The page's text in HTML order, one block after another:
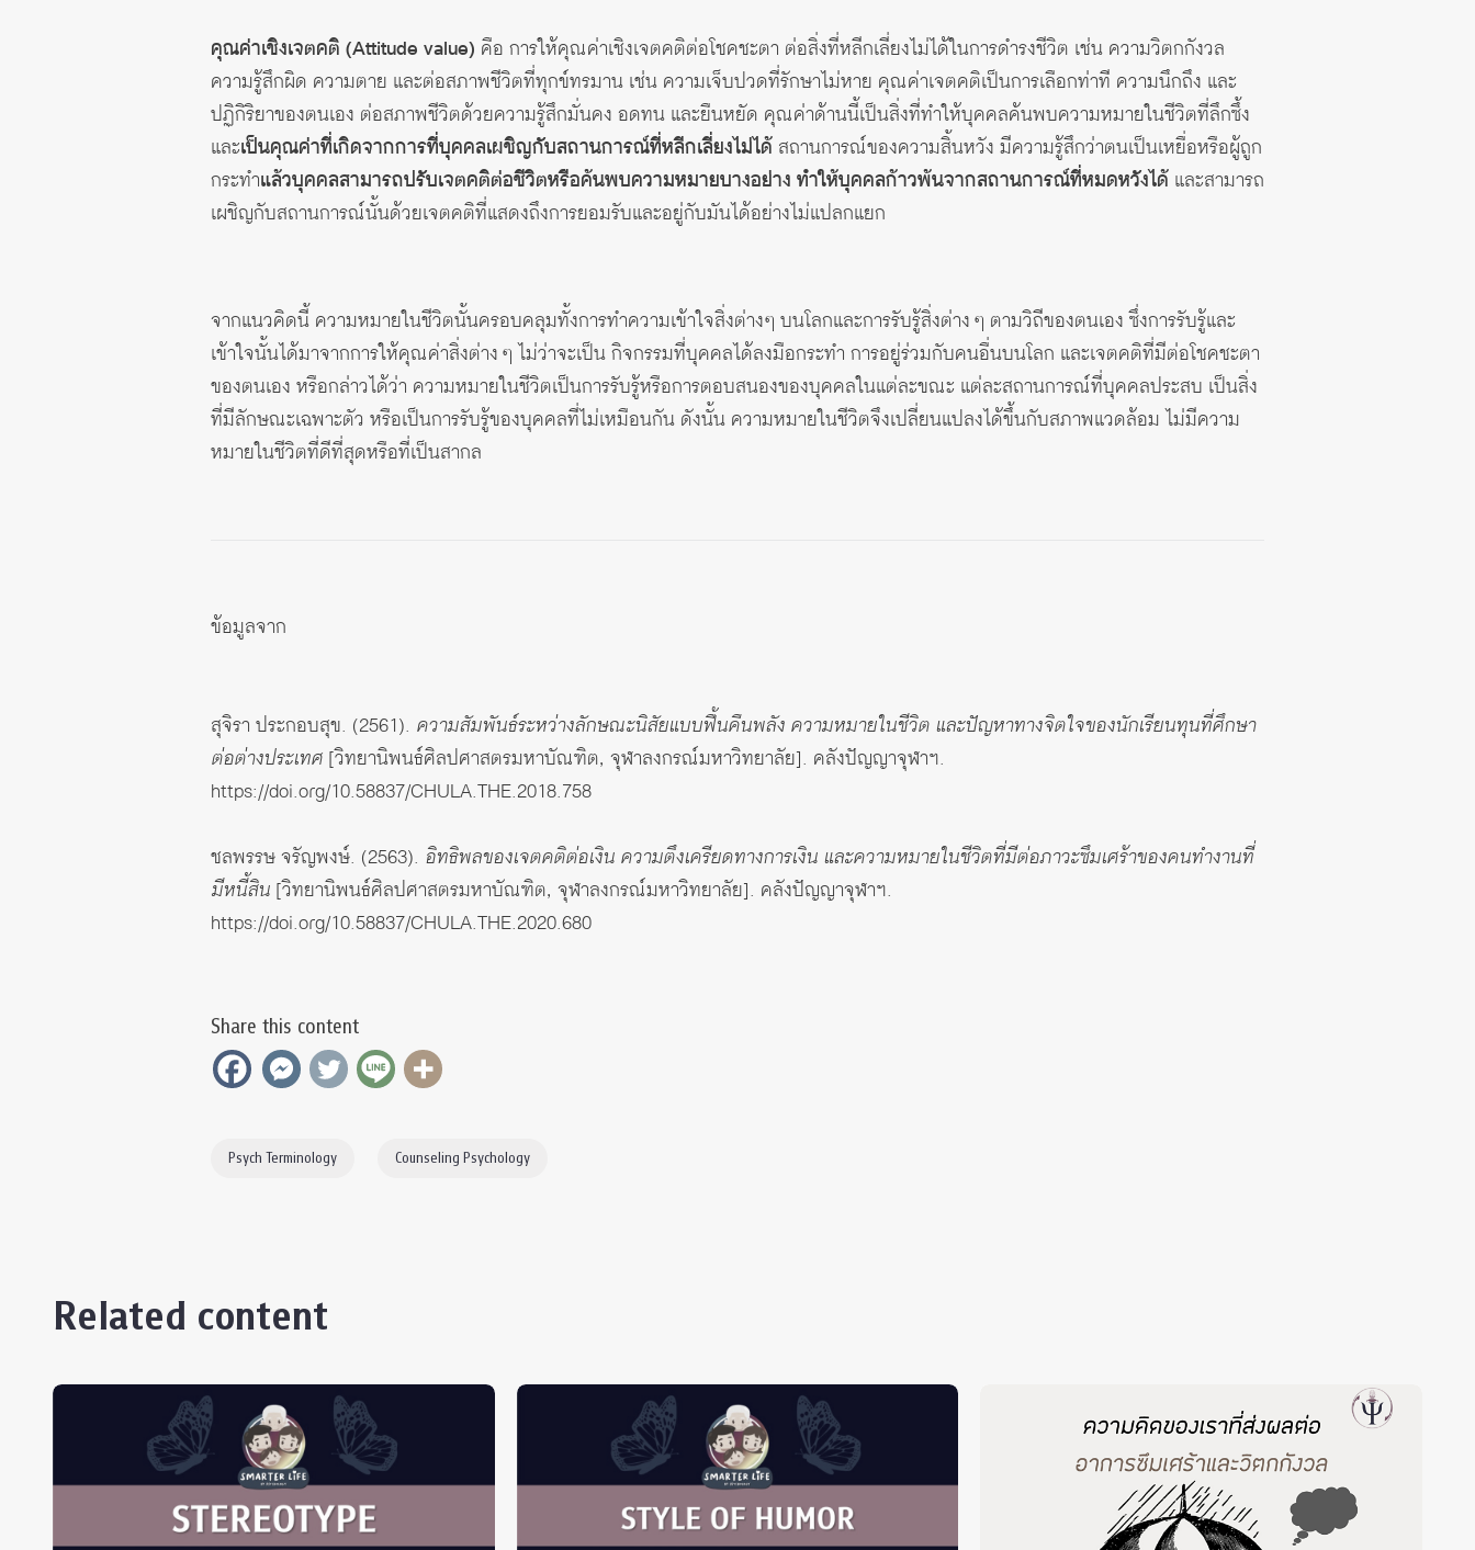
คุณค่าเชิงเจตคติ (Attitude value) คือ การให้คุณค่าเชิงเจตคติต่อโชคชะตา ต่อสิ่งที่หลีกเลี่ยงไม่ได้ในการดำรงชีวิต เช่น ความวิตกกังวล
ความรู้สึกผิด ความตาย และต่อสภาพชีวิตที่ทุกข์ทรมาน เช่น ความเจ็บปวดที่รักษาไม่หาย คุณค่าเจตคติเป็นการเลือกท่าที ความนึกถึง และ
ปฏิกิริยาของตนเอง ต่อสภาพชีวิตด้วยความรู้สึกมั่นคง อดทน และยืนหยัด คุณค่าด้านนี้เป็นสิ่งที่ทำให้บุคคลค้นพบความหมายในชีวิตที่ลึกซึ้ง
และเป็นคุณค่าที่เกิดจากการที่บุคคลเผชิญกับสถานการณ์ที่หลีกเลี่ยงไม่ได้ สถานการณ์ของความสิ้นหวัง มีความรู้สึกว่าตนเป็นเหยื่อหรือผู้ถูก
กระทำแล้วบุคคลสามารถปรับเจตคติต่อชีวิตหรือค้นพบความหมายบางอย่าง ทำให้บุคคลก้าวพ้นจากสถานการณ์ที่หมดหวังได้ และสามารถ
เผชิญกับสถานการณ์นั้นด้วยเจตคติที่แสดงถึงการยอมรับและอยู่กับมันได้อย่างไม่แปลกแยก
จากแนวคิดนี้ ความหมายในชีวิตนั้นครอบคลุมทั้งการทำความเข้าใจสิ่งต่างๆ บนโลกและการรับรู้สิ่งต่าง ๆ ตามวิถีของตนเอง ซึ่งการรับรู้และ
เข้าใจนั้นได้มาจากการให้คุณค่าสิ่งต่าง ๆ ไม่ว่าจะเป็น กิจกรรมที่บุคคลได้ลงมือกระทำ การอยู่ร่วมกับคนอื่นบนโลก และเจตคติที่มีต่อโชคชะตา
ของตนเอง หรือกล่าวได้ว่า ความหมายในชีวิตเป็นการรับรู้หรือการตอบสนองของบุคคลในแต่ละขณะ แต่ละสถานการณ์ที่บุคคลประสบ เป็นสิ่ง
ที่มีลักษณะเฉพาะตัว หรือเป็นการรับรู้ของบุคคลที่ไม่เหมือนกัน ดังนั้น ความหมายในชีวิตจึงเปลี่ยนแปลงได้ขึ้นกับสภาพแวดล้อม ไม่มีความ
หมายในชีวิตที่ดีที่สุดหรือที่เป็นสากล
ข้อมูลจาก
สุจิรา ประกอบสุข. (2561). ความสัมพันธ์ระหว่างลักษณะนิสัยแบบฟื้นคืนพลัง ความหมายในชีวิต และปัญหาทางจิตใจของนักเรียนทุนที่ศึกษา
ต่อต่างประเทศ [วิทยานิพนธ์ศิลปศาสตรมหาบัณฑิต, จุฬาลงกรณ์มหาวิทยาลัย]. คลังปัญญาจุฬาฯ.
https://doi.org/10.58837/CHULA.THE.2018.758
ชลพรรษ จรัญพงษ์. (2563). อิทธิพลของเจตคติต่อเงิน ความตึงเครียดทางการเงิน และความหมายในชีวิตที่มีต่อภาวะซึมเศร้าของคนทำงานที่
มีหนี้สิน [วิทยานิพนธ์ศิลปศาสตรมหาบัณฑิต, จุฬาลงกรณ์มหาวิทยาลัย]. คลังปัญญาจุฬาฯ.
https://doi.org/10.58837/CHULA.THE.2020.680
Share this content
Psych Terminology Counseling Psychology
Related content